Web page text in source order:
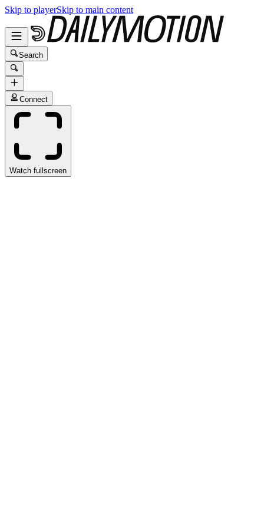
Skip to playerSkip to main content
Search
Connect
Watch fullscreen